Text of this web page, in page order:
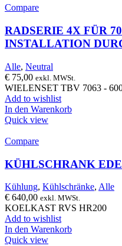
Compare
RADSERIE 4X FÜR
INSTALLATION
Alle, Neutral
€ 75,00 exkl. MWSt.
WIELENSET TBV 7063 -
Add to wishlist
In den Warenkorb
Quick view
Compare
KÜHLSCHRANK
Kühlung, Kühlschränke, Alle
€ 640,00 exkl. MWSt.
KOELKAST RVS HR200
Add to wishlist
In den Warenkorb
Quick view